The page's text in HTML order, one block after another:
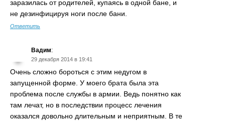
заразилась от родителей, купаясь в одной бане, и
не дезинфицируя ноги после бани.
Ответить
Вадим:
29 декабря 2014 в 19:41
Очень сложно бороться с этим недугом в
запущенной форме. У моего брата была эта
проблема после службы в армии. Ведь понятно как
там лечат, но в последствии процесс лечения
оказался довольно длительным и неприятным. В те